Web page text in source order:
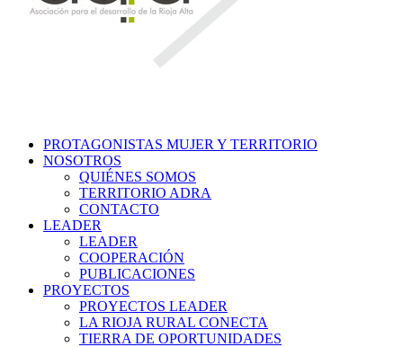
PROTAGONISTAS MUJER Y TERRITORIO
NOSOTROS
QUIÉNES SOMOS
TERRITORIO ADRA
CONTACTO
LEADER
LEADER
COOPERACIÓN
PUBLICACIONES
PROYECTOS
PROYECTOS LEADER
LA RIOJA RURAL CONECTA
TIERRA DE OPORTUNIDADES